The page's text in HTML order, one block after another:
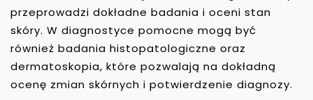
przeprowadzi dokładne badania i oceni stan
skóry. W diagnostyce pomocne mogą być
również badania histopatologiczne oraz
dermatoskopia, które pozwalają na dokładną
ocenę zmian skórnych i potwierdzenie diagnozy.